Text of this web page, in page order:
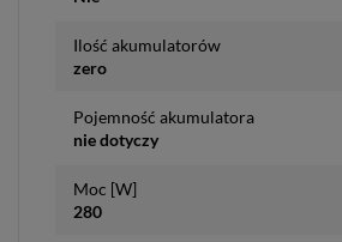
Ilość akumulatorów
zero
Pojemność akumulatora
nie dotyczy
Moc [W]
280